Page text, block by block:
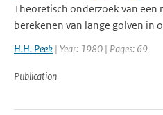
Theoretisch onderzoek van
berekenen van lange golven in
H.H. Peek | Year: 1980 | Pages: 69
Publication